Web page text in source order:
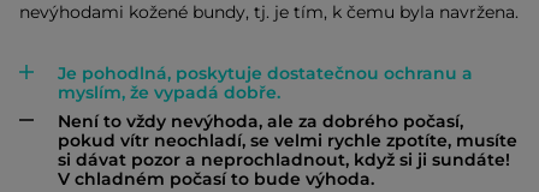
nevýhodami kožené bundy, tj. je tím, k čemu byla navržena.
Je pohodlná, poskytuje dostatečnou ochranu a
myslím, že vypadá dobře.
Není to vždy nevýhoda, ale za dobrého počasí,
pokud vítr neochladí, se velmi rychle zpotíte, musíte
si dávat pozor a neprochladnout, když si ji sundáte!
V chladném počasí to bude výhoda.